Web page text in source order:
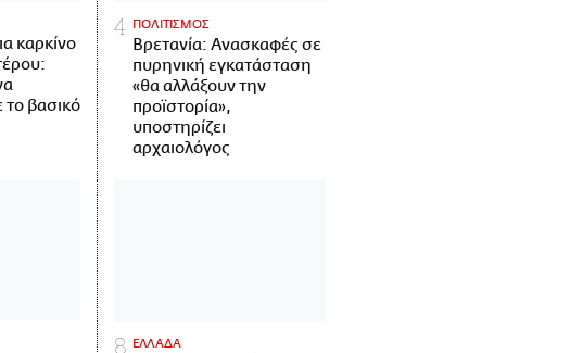
καρκίνο
βασικό
ΠΟΛΙΤΙΣΜΟΣ
Βρετανία: Ανασκαφές σε
πυρηνική εγκατάσταση
«θα αλλάξουν την
προϊστορία»,
υποστηρίζει
αρχαιολόγος
ΕΛΛΑΔΑ